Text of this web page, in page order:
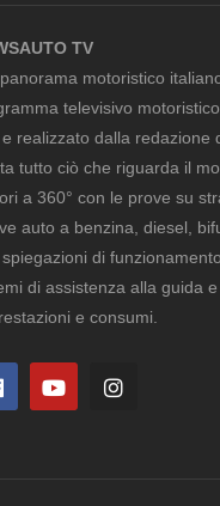
TV
motoristico
televisivo
e realizzato dalla redazione
tutto ciò che riguarda il
a 360° con le prove su
auto a benzina, diesel,
di
di assistenza alla guida
e consumi.